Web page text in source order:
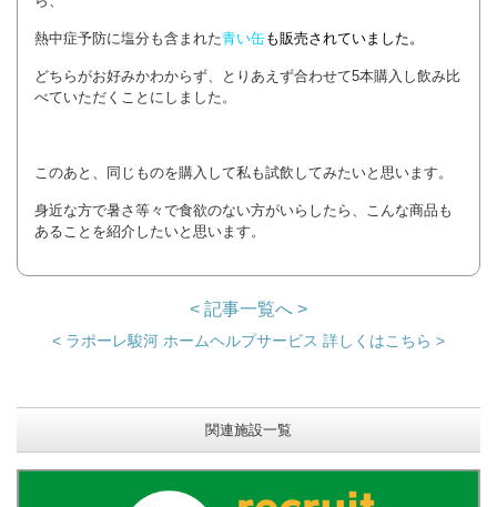
熱中症予防に塩分も含まれた青い缶も販売されていました。
どちらがお好みかわからず、とりあえず合わせて5本購入し飲み比
べていただくことにしました。
このあと、同じものを購入して私も試飲してみたいと思います。
身近な方で暑さ等々で食欲のない方がいらしたら、こんな商品も
あることを紹介したいと思います。
< 記事一覧へ >
< ラポーレ駿河 ホームヘルプサービス 詳しくはこちら >
関連施設一覧